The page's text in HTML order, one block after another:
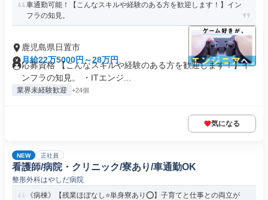
車通勤可能！【こんなスキルや経験のある方を歓迎します！】イン
フラの知見。
鹿児島県日置市
月給22万5000円～28万円
応募資格 【こんなスキルや経験のある方を歓迎します！】イ
ンフラの知見。 ・ITエンジ...
業界未経験歓迎 +24個
気になる
NEW 正社員
看護師/病院・クリニック/寮あり/車通勤OK
整形外科はやしだ病院
《病棟》【残業ほぼなし⭐単身寮あり⭕】子育てと仕事との両立が